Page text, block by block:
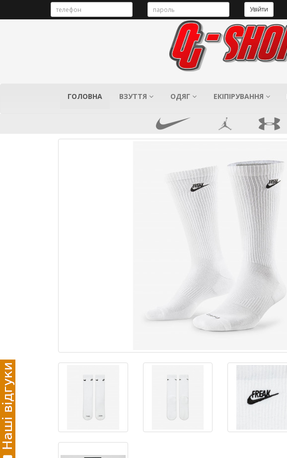
Увійти
ГОЛОВНА ВЗУТТЯ ОДЯГ ЕКІПІРУВАННЯ